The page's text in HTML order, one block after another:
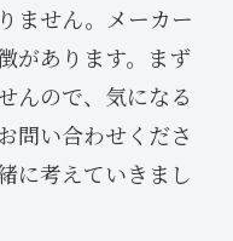
ません。メーカー
があります。まず
んので、気になる
問い合わせくださ
に考えていきまし